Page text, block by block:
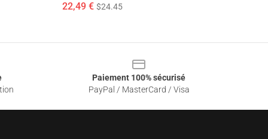
22,49 € $24.45
Paiement 100% sécurisé
PayPal / MasterCard / Visa